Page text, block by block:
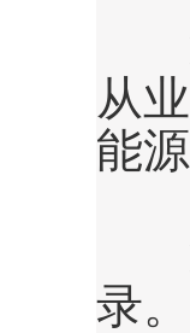
从
能
录。